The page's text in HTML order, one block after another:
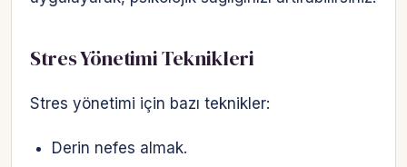
Stres Yönetimi Teknikleri
Stres yönetimi için bazı teknikler:
Derin nefes almak.